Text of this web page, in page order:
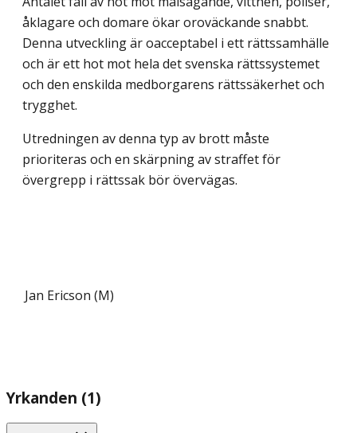
åklagare och domare ökar oroväck­ande snabbt.
Denna utveckling är oacceptabel i ett rättssamhälle
och är ett hot mot hela det svenska rättssystemet
och den enskilda medborgarens rättssäkerhet och
trygghet.
Utredningen av denna typ av brott måste
prioriteras och en skärpning av straffet för
övergrepp i rättssak bör övervägas.
Jan Ericson (M)
Yrkanden (1)